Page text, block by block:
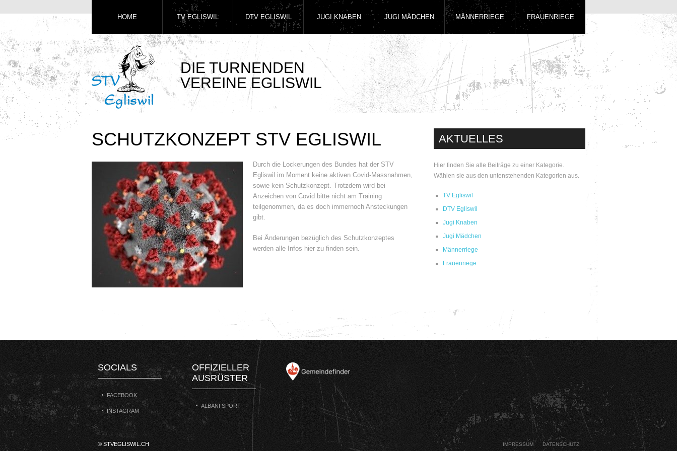
DIE TURNENDEN
VEREINE EGLISWIL
HOME TV EGLISWIL DTV EGLISWIL JUGI KNABEN JUGI MÄDCHEN MÄNNERRIEGE FRAUENRIEGE
SCHUTZKONZEPT STV EGLISWIL
Durch die Lockerungen des Bundes hat der STV
Egliswil im Moment keine aktiven Covid-Massnahmen,
sowie kein Schutzkonzept. Trotzdem wird bei
Anzeichen von Covid bitte nicht am Training
teilgenommen, da es doch immernoch Ansteckungen
gibt.
Bei Änderungen bezüglich des Schutzkonzeptes
werden alle Infos hier zu finden sein.
AKTUELLES
Hier finden Sie alle Beiträge zu einer Kategorie.
Wählen sie aus den untenstehenden Kategorien aus.
TV Egliswil
DTV Egliswil
Jugi Knaben
Jugi Mädchen
Männerriege
Frauenriege
SOCIALS
FACEBOOK
INSTAGRAM
OFFIZIELLER
AUSRÜSTER
ALBANI SPORT
© STVEGLISWIL.CH IMPRESSUM DATENSCHUTZ